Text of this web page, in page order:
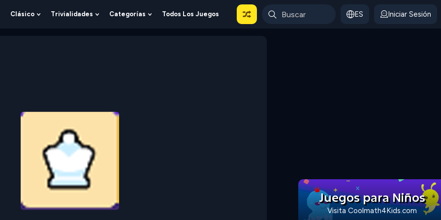
Show
Clásico
Show
Trivialidades
Show
Categorías
Show
Todos Los Juegos ES Iniciar Sesión
Juegos para Niños
Visita Coolmath4Kids.com